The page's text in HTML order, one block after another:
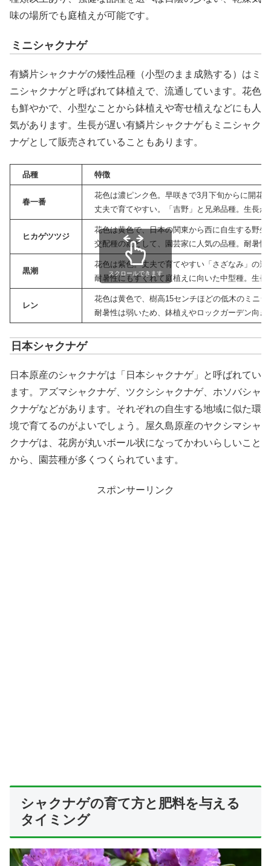
味の場所でも庭植えが可能です。
ミニシャクナゲ
有鱗片シャクナゲの矮性品種（小型のまま成熟する）はミ
ニシャクナゲと呼ばれて鉢植えで、流通しています。花色
も鮮やかで、小型なことから鉢植えや寄せ植えなどにも人
気があります。生長が遅い有鱗片シャクナゲもミニシャク
ナゲとして販売されていることもあります。
品種 特徴
春一番
花色は濃ピンク色。早咲きで3月下旬からに開花
丈夫で育てやすい。「吉野」と兄弟品種。生長が
ヒカゲツツジ
花色は黄色で、日本の関東から西に自生する野生
交配種の親として、園芸家に人気の品種。耐暑性
黒潮
花色は紫色。丈夫で育てやすい「さざなみ」の選
耐暑性にもすぐれて庭植えに向いた中型種。生長
レン
花色は黄色で、樹高15センチほどの低木のミニシ
耐暑性は弱いため、鉢植えやロックガーデン向き
スクロールできます
日本シャクナゲ
日本原産のシャクナゲは「日本シャクナゲ」と呼ばれてい
ます。アズマシャクナゲ、ツクシシャクナゲ、ホソバシャ
クナゲなどがあります。それぞれの自生する地域に似た環
境で育てるのがよいでしょう。屋久島原産のヤクシマシャ
クナゲは、花房が丸いボール状になってかわいらしいこと
から、園芸種が多くつくられています。
スポンサーリンク
シャクナゲの育て方と肥料を与える
タイミング